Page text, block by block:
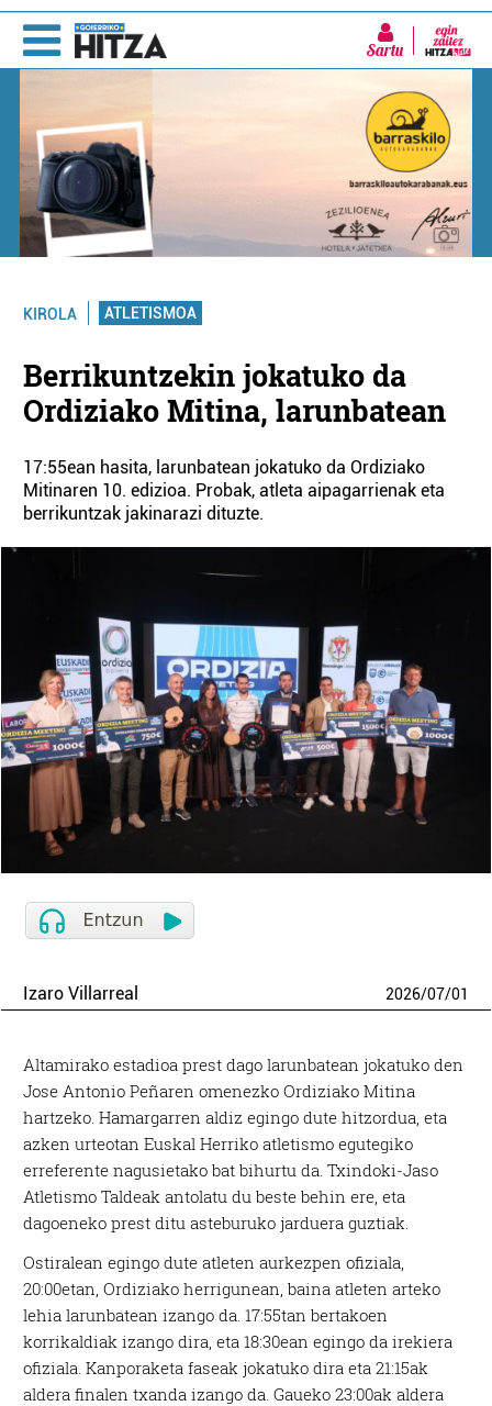
Sartu
KIROLA ATLETISMOA
Berrikuntzekin jokatuko da
Ordiziako Mitina, larunbatean
17:55ean hasita, larunbatean jokatuko da Ordiziako
Mitinaren 10. edizioa. Probak, atleta aipagarrienak eta
berrikuntzak jakinarazi dituzte.
Izaro Villarreal 2026/07/01
Altamirako estadioa prest dago larunbatean jokatuko den
Jose Antonio Peñaren omenezko Ordiziako Mitina
hartzeko. Hamargarren aldiz egingo dute hitzordua, eta
azken urteotan Euskal Herriko atletismo egutegiko
erreferente nagusietako bat bihurtu da. Txindoki-Jaso
Atletismo Taldeak antolatu du beste behin ere, eta
dagoeneko prest ditu asteburuko jarduera guztiak.
Ostiralean egingo dute atleten aurkezpen ofiziala,
20:00etan, Ordiziako herrigunean, baina atleten arteko
lehia larunbatean izango da. 17:55tan bertakoen
korrikaldiak izango dira, eta 18:30ean egingo da irekiera
ofiziala. Kanporaketa faseak jokatuko dira eta 21:15ak
aldera finalen txanda izango da. Gaueko 23:00ak aldera